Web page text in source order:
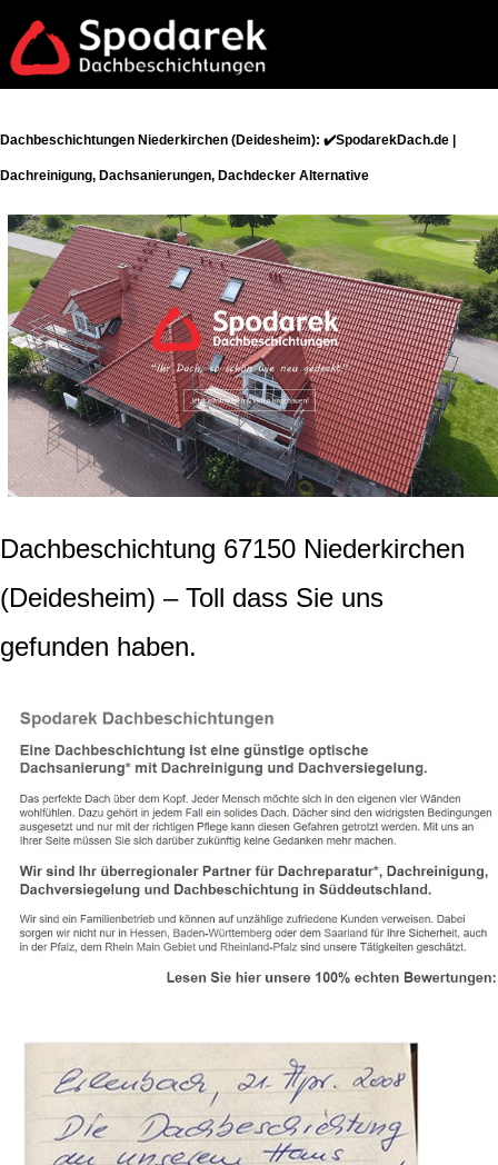
Dachbeschichtungen Niederkirchen (Deidesheim): ✔️SpodarekDach.de |
Dachreinigung, Dachsanierungen, Dachdecker Alternative
Dachbeschichtung 67150 Niederkirchen
(Deidesheim) – Toll dass Sie uns
gefunden haben.